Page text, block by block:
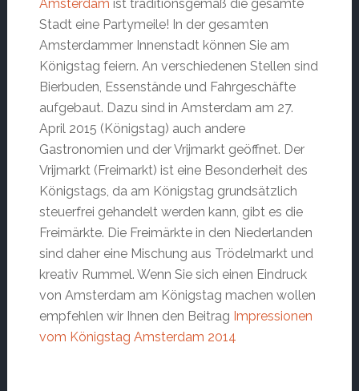
Amsterdam ist traditionsgemäß die gesamte
Stadt eine Partymeile! In der gesamten
Amsterdammer Innenstadt können Sie am
Königstag feiern. An verschiedenen Stellen sind
Bierbuden, Essenstände und Fahrgeschäfte
aufgebaut. Dazu sind in Amsterdam am 27.
April 2015 (Königstag) auch andere
Gastronomien und der Vrijmarkt geöffnet. Der
Vrijmarkt (Freimarkt) ist eine Besonderheit des
Königstags, da am Königstag grundsätzlich
steuerfrei gehandelt werden kann, gibt es die
Freimärkte. Die Freimärkte in den Niederlanden
sind daher eine Mischung aus Trödelmarkt und
kreativ Rummel. Wenn Sie sich einen Eindruck
von Amsterdam am Königstag machen wollen
empfehlen wir Ihnen den Beitrag Impressionen
vom Königstag Amsterdam 2014